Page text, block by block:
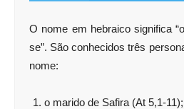
O nome em hebraico significa
se”. São conhecidos três
nome:
o marido de Safira (At 5,1-11);